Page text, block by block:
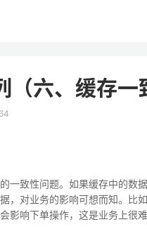
六、缓存一
一致性问题。如果缓存中的数
，对业务的影响可想而知。比
影响下单操作，这是业务上很